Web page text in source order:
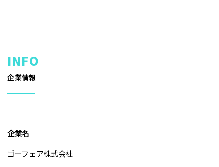
企業情報
企業名
ゴーフェア株式会社